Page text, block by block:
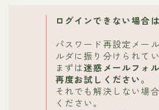
ログインできない場合
パスワード再設定メー
ルダに振り分けられて
まずは迷惑メールフォ
再度お試しください。
それでも解決しない場
ください。